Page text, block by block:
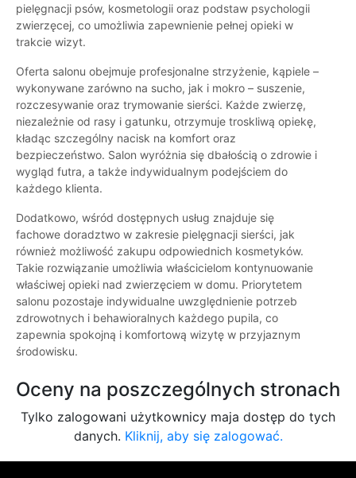
pielęgnacji psów, kosmetologii oraz podstaw psychologii
zwierzęcej, co umożliwia zapewnienie pełnej opieki w
trakcie wizyt.
Oferta salonu obejmuje profesjonalne strzyżenie, kąpiele –
wykonywane zarówno na sucho, jak i mokro – suszenie,
rozczesywanie oraz trymowanie sierści. Każde zwierzę,
niezależnie od rasy i gatunku, otrzymuje troskliwą opiekę,
kładąc szczególny nacisk na komfort oraz
bezpieczeństwo. Salon wyróżnia się dbałością o zdrowie i
wygląd futra, a także indywidualnym podejściem do
każdego klienta.
Dodatkowo, wśród dostępnych usług znajduje się
fachowe doradztwo w zakresie pielęgnacji sierści, jak
również możliwość zakupu odpowiednich kosmetyków.
Takie rozwiązanie umożliwia właścicielom kontynuowanie
właściwej opieki nad zwierzęciem w domu. Priorytetem
salonu pozostaje indywidualne uwzględnienie potrzeb
zdrowotnych i behawioralnych każdego pupila, co
zapewnia spokojną i komfortową wizytę w przyjaznym
środowisku.
Oceny na poszczególnych stronach
Tylko zalogowani użytkownicy maja dostęp do tych
danych. Kliknij, aby się zalogować.